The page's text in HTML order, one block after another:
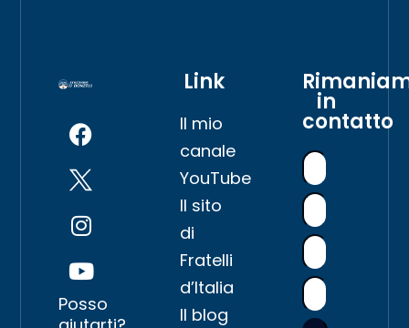
Posso
Link
Il mio
canale
YouTube
Il sito
di
Fratelli
d’Italia
Il blog
in
contatto